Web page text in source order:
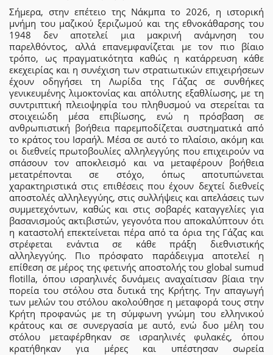
Σήμερα, στην επέτειο της Νάκμπα το 2026, η ιστορική
μνήμη του μαζικού ξεριζωμού και της εθνοκάθαρσης του
1948 δεν αποτελεί μια μακρινή ανάμνηση του
παρελθόντος, αλλά επανεμφανίζεται με τον πιο βίαιο
τρόπο, ως πραγματικότητα καθώς η κατάρρευση κάθε
εκεχειρίας και η συνέχιση των στρατιωτικών επιχειρήσεων
έχουν οδηγήσει τη Λωρίδα της Γάζας σε συνθήκες
γενικευμένης λιμοκτονίας και απόλυτης εξαθλίωσης, με τη
συντριπτική πλειοψηφία του πληθυσμού να στερείται τα
στοιχειώδη μέσα επιβίωσης, ενώ η πρόσβαση σε
ανθρωπιστική βοήθεια παρεμποδίζεται συστηματικά από
το κράτος του Ισραήλ. Μέσα σε αυτό το πλαίσιο, ακόμη και
οι διεθνείς πρωτοβουλίες αλληλεγγύης που επιχειρούν να
σπάσουν τον αποκλεισμό και να μεταφέρουν βοήθεια
μετατρέπονται σε στόχο, όπως αποτυπώνεται
χαρακτηριστικά στις επιθέσεις που έχουν δεχτεί διεθνείς
αποστολές αλληλεγγύης, στις συλλήψεις και απελάσεις των
συμμετεχόντων, καθώς και στις σοβαρές καταγγελίες για
βασανισμούς ακτιβιστών, γεγονότα που αποκαλύπτουν ότι
η καταστολή επεκτείνεται πέρα από τα όρια της Γάζας και
στρέφεται ενάντια σε κάθε πράξη διεθνιστικής
αλληλεγγύης. Πιο πρόσφατο παράδειγμα αποτελεί η
επίθεση σε μέρος της φετινής αποστολής του global sumud
flotilla, όπου ισραηλινές δυνάμεις αναχαίτισαν βίαια την
πορεία του στόλου στα δυτικά της Κρήτης. Την απαγωγή
των μελών του στόλου ακολούθησε η μεταφορά τους στην
Κρήτη προφανώς με τη σύμφωνη γνώμη του ελληνικού
κράτους και σε συνεργασία με αυτό, ενώ δυο μέλη του
στόλου μεταφέρθηκαν σε ισραηλινές φυλακές, όπου
κρατήθηκαν για μέρες και υπέστησαν σωρεία